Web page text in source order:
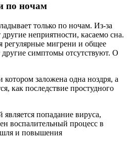
по ночам
только по ночам. Из-за
неприятности, касаемо сна.
регулярные мигрени и общее
другие симптомы отсутствуют. О
котором заложена одна ноздря, а
как последствие простудного
попадание вируса,
воспалительный процесс в
и повышения